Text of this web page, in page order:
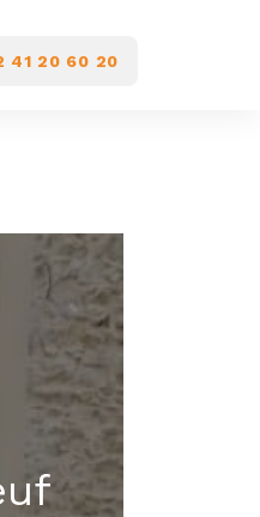
41 20 60 20